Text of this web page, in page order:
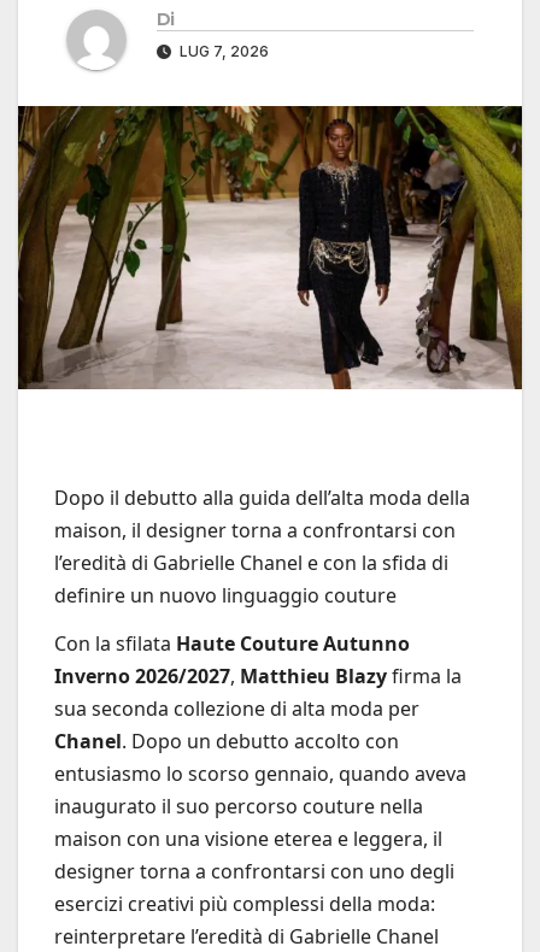
Di
LUG 7, 2026
Dopo il debutto alla guida dell’alta moda della
maison, il designer torna a confrontarsi con
l’eredità di Gabrielle Chanel e con la sfida di
definire un nuovo linguaggio couture
Con la sfilata Haute Couture Autunno
Inverno 2026/2027, Matthieu Blazyfirma la
sua seconda collezione di alta moda per
Chanel. Dopo un debutto accolto con
entusiasmo lo scorso gennaio, quando aveva
inaugurato il suo percorso couture nella
maison con una visione eterea e leggera, il
designer torna a confrontarsi con uno degli
esercizi creativi più complessi della moda:
reinterpretare l’eredità di Gabrielle Chanel